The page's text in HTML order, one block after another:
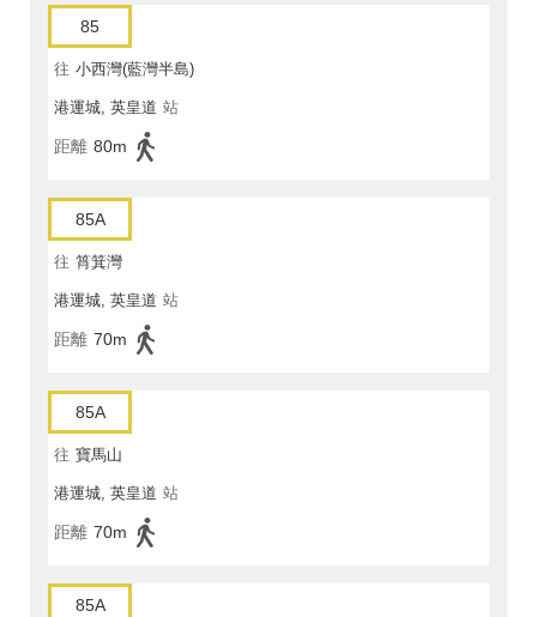
85
往 小西灣(藍灣半島)
港運城, 英皇道 站
距離 80m
85A
往 筲箕灣
港運城, 英皇道 站
距離 70m
85A
往 寶馬山
港運城, 英皇道 站
距離 70m
85A